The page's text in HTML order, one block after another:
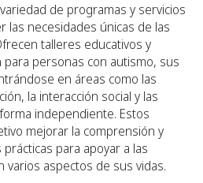
de programas y servicios
las necesidades únicas de las
talleres educativos y
para personas con autismo, sus
en áreas como las
la interacción social y las
independiente. Estos
mejorar la comprensión y
para apoyar a las
varios aspectos de sus vidas.